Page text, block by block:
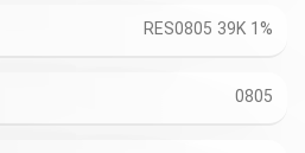
RES0805 39K 1%
0805